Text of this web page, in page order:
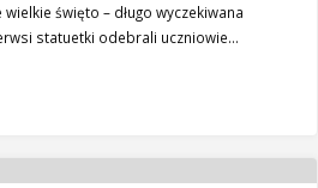
święto – długo wyczekiwana
statuetki odebrali uczniowie…